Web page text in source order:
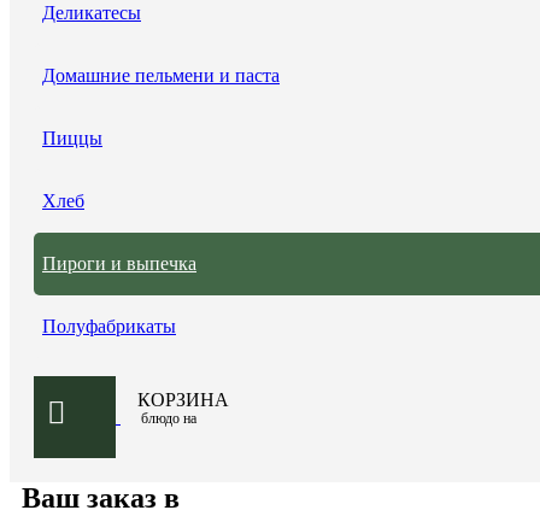
Деликатесы
Домашние пельмени и паста
Пиццы
Хлеб
Пироги и выпечка
Полуфабрикаты
КОРЗИНА
блюдо на
Ваш заказ в